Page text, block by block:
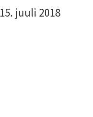
15. juuli 2018